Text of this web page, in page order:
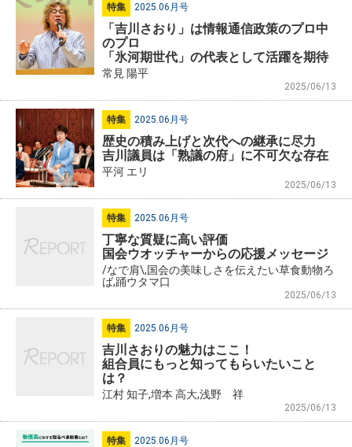
特集 2025.06月号
2025/06/13
「吉川さおり」は情報通信政策のプロ中
のプロ
「氷河期世代」の代表として活躍を期待
常見 陽平
特集 2025.06月号
2025/06/13
歴史の積み上げと次代への継承に尽力
吉川議員は「熟議の府」に不可欠な存在
平河 エリ
特集 2025.06月号
2025/06/13
丁寧な質疑に高い評価
国会ウオッチャーからの応援メッセージ
/なで肩\,国会の美味しさを伝えたい草食動物ろ
ば,踊ウタマ口
特集 2025.06月号
2025/06/13
吉川さおりの魅力はここ！
組合員にもっと知ってもらいたいこと
は？
江村 知子,増本 高大,浅野 祥
特集 2025.06月号